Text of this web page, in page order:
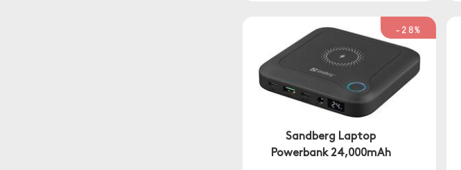
-28%
Sandberg Laptop
Powerbank 24,000mAh